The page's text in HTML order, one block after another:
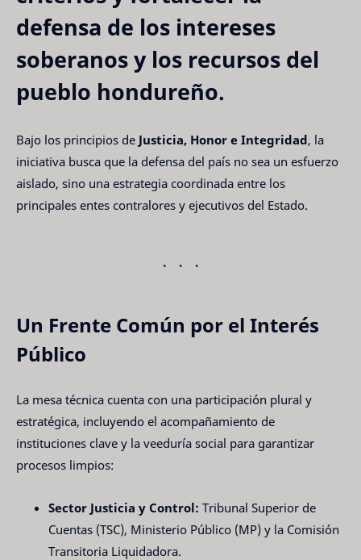
defensa de los intereses
soberanos y los recursos del
pueblo hondureño.
Bajo los principios de Justicia, Honor e Integridad, la
iniciativa busca que la defensa del país no sea un esfuerzo
aislado, sino una estrategia coordinada entre los
principales entes contralores y ejecutivos del Estado.
Un Frente Común por el Interés
Público
La mesa técnica cuenta con una participación plural y
estratégica, incluyendo el acompañamiento de
instituciones clave y la veeduría social para garantizar
procesos limpios:
Sector Justicia y Control: Tribunal Superior de
Cuentas (TSC), Ministerio Público (MP) y la Comisión
Transitoria Liquidadora.